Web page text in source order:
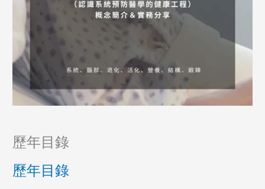
歷年目錄
歷年目錄